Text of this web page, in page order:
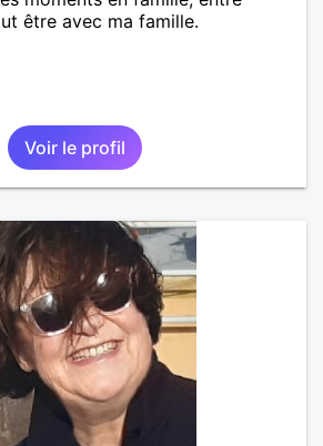
être avec ma famille.
Voir le profil